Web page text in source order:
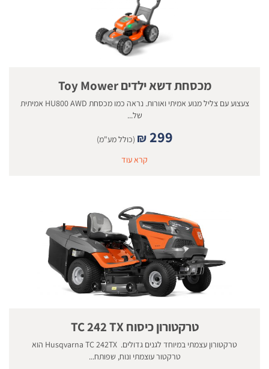
מכסחת דשא ילדים Toy Mower
צעצוע עם צליל מנוע אמיתי ואורות. נראה כמו מכסחת HU800 AWD אמיתית
של...
₪ 299
(כולל מע"מ)
קרא עוד
טרקטורון כיסוח TC 242 TX
טרקטורון עצמתי במיוחד לגנים גדולים. Husqvarna TC 242TX הוא
טרקטור עוצמתי ונוח, שפותח...